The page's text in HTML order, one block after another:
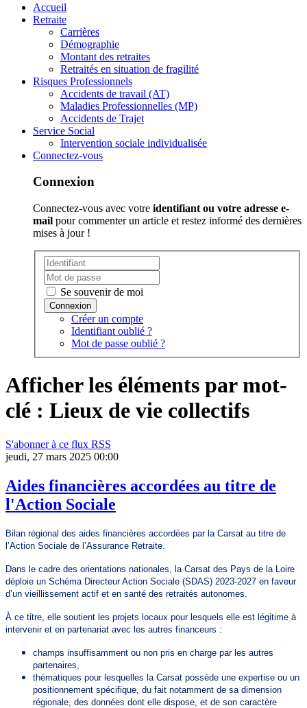
Accueil
Retraite
Carrières
Démographie
Montant des retraites
Retraités en situation de fragilité
Risques Professionnels
Accidents de travail (AT)
Maladies Professionnelles (MP)
Accidents de Trajet
Service Social
Intervention sociale individualisée
Connectez-vous
Connexion
Connectez-vous avec votre identifiant ou votre adresse e-
mail pour commenter un article et restez informé des dernières
mises à jour !
Se souvenir de moi
Créer un compte
Identifiant oublié ?
Mot de passe oublié ?
Afficher les éléments par mot-
clé : Lieux de vie collectifs
S'abonner à ce flux RSS
jeudi, 27 mars 2025 00:00
Aides financières accordées au titre de
l'Action Sociale
Bilan régional des aides financières accordées par la Carsat au titre de
l’Action Sociale de l’Assurance Retraite.
Dans le cadre des orientations nationales, la Carsat des Pays de la Loire
déploie un Schéma Directeur Action Sociale (SDAS) 2023-2027 en faveur
d’un vieillissement actif et en santé des retraités autonomes.
À ce titre, elle soutient les projets locaux pour lesquels elle est légitime à
intervenir et en partenariat avec les autres financeurs :
champs insuffisamment ou non pris en charge par les autres
partenaires,
thématiques pour lesquelles la Carsat possède une expertise ou un
positionnement spécifique, du fait notamment de sa dimension
régionale, des données dont elle dispose, et de son caractère